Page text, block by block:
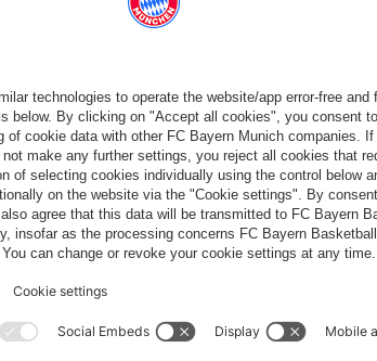
Voulez-vous rester dans la boutique France?
Mondial pour y livrer!